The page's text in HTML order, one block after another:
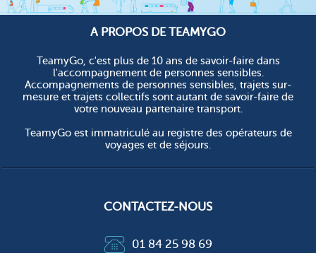
A PROPOS DE TEAMYGO
TeamyGo, c'est plus de 10 ans de savoir-faire dans
l'accompagnement de personnes sensibles.
Accompagnements de personnes sensibles, trajets sur-
mesure et trajets collectifs sont autant de savoir-faire de
votre nouveau partenaire transport.
TeamyGo est immatriculé au registre des opérateurs de
voyages et de séjours.
CONTACTEZ-NOUS
01 84 25 98 69